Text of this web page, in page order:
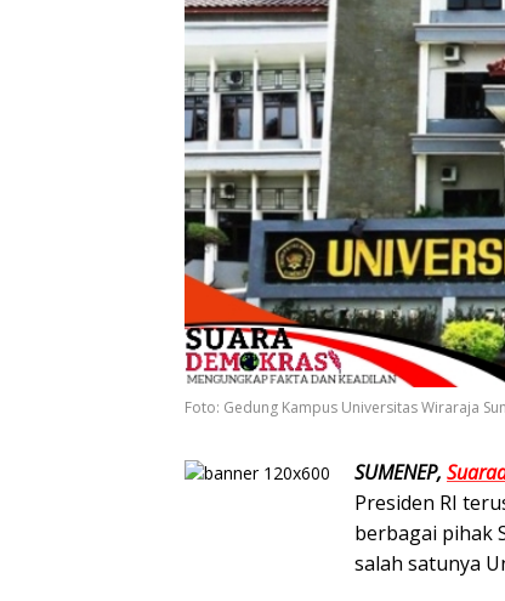
Foto: Gedung Kampus Universitas Wiraraja
SUMENEP,
Presiden RI
berbagai pihak
salah satunya